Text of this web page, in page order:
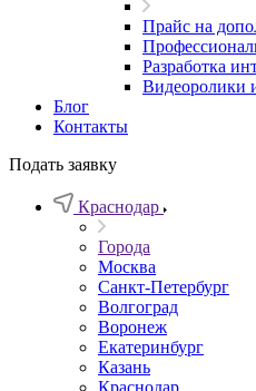
Прайс на
Разработка
Видеоролики
Блог
Контакты
Подать заявку
Краснодар
Города
Москва
Санкт-Петербург
Волгоград
Воронеж
Екатеринбург
Казань
Краснодар